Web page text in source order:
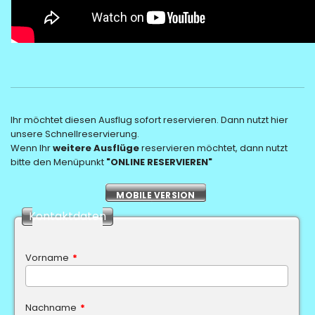
Ihr möchtet diesen Ausflug sofort reservieren. Dann nutzt hier
unsere Schnellreservierung.
Wenn Ihrweitere Ausflügereservieren möchtet, dann nutzt
bitte den Menüpunkt "ONLINE RESERVIEREN"
MOBILE VERSION
Kontaktdaten
Vorname *
Nachname *